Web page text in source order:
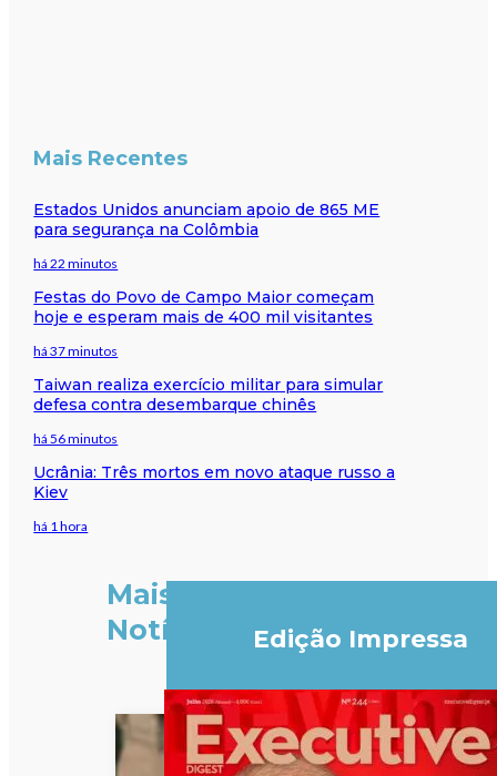
Mais Recentes
Estados Unidos anunciam apoio de 865 ME
para segurança na Colômbia
há 22 minutos
Festas do Povo de Campo Maior começam
hoje e esperam mais de 400 mil visitantes
há 37 minutos
Taiwan realiza exercício militar para simular
defesa contra desembarque chinês
há 56 minutos
Ucrânia: Três mortos em novo ataque russo a
Kiev
há 1 hora
Mais
Notícias
Edição Impressa